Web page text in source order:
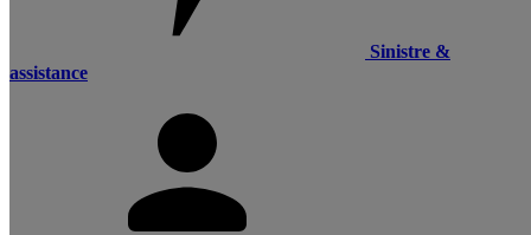
Sinistre &
assistance